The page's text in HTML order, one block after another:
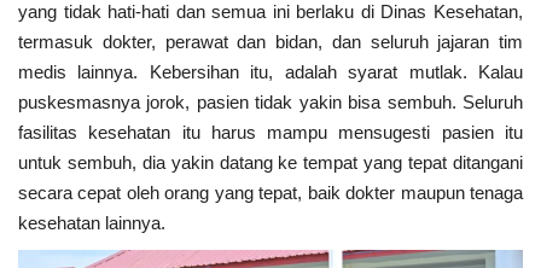
yang tidak hati-hati dan semua ini berlaku di Dinas Kesehatan,
termasuk dokter, perawat dan bidan, dan seluruh jajaran tim
medis lainnya. Kebersihan itu, adalah syarat mutlak. Kalau
puskesmasnya jorok, pasien tidak yakin bisa sembuh. Seluruh
fasilitas kesehatan itu harus mampu mensugesti pasien itu
untuk sembuh, dia yakin datang ke tempat yang tepat ditangani
secara cepat oleh orang yang tepat, baik dokter maupun tenaga
kesehatan lainnya.